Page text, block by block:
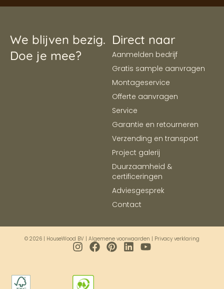
We blijven bezig.
Doe je mee?
Direct naar
Aanmelden bedrijf
Gratis sample aanvragen
Montageservice
Offerte aanvragen
Service
Garantie en retourneren
Verzending en transport
Project galerij
Duurzaamheid &
certificeringen
Adviesgesprek
Contact
© 2026 | HouseWood BV | Algemene voorwaarden | Privacy verklaring